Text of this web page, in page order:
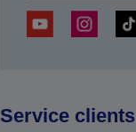
Service clients